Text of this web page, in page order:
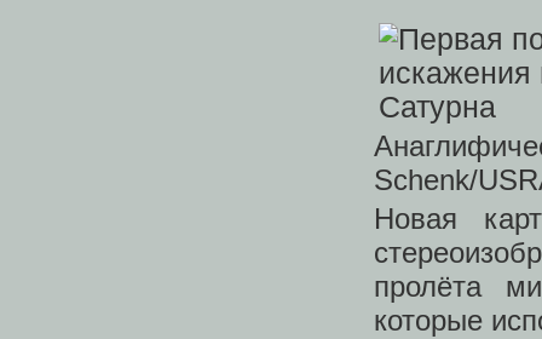
Schenk/
Новая
пролёта
которые